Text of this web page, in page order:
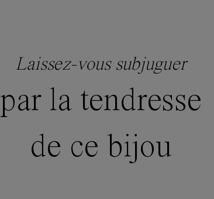
Laissez-vous subjuguer
par la tendresse
de ce bijou